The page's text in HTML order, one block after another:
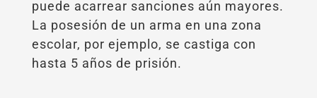
puede acarrear sanciones aún mayores.
La posesión de un arma en una zona
escolar, por ejemplo, se castiga con
hasta 5 años de prisión.